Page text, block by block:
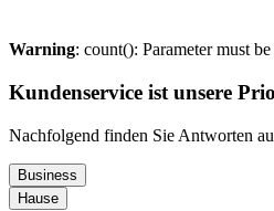
Warning: count(): Parameter must
Kundenservice ist unsere
Nachfolgend finden Sie Antworten
Business
Hause